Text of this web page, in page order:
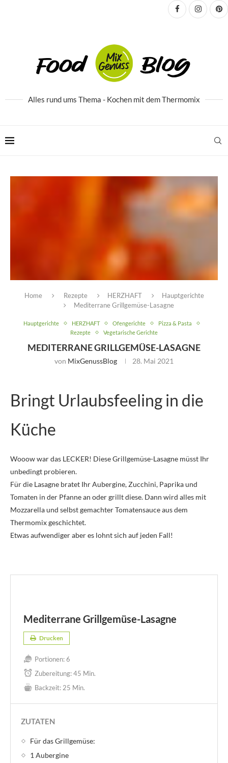
Alles rund ums Thema - Kochen mit dem Thermomix
Home Rezepte HERZHAFT
Hauptgerichte
Mediterrane Grillgemüse-Lasagne
Hauptgerichte HERZHAFT Ofengerichte
Pizza & Pasta
Rezepte
Vegetarische Gerichte
MEDITERRANE GRILLGEMÜSE-LASAGNE
von MixGenussBlog 28. Mai 2021
Bringt Urlaubsfeeling in die
Küche
Wooow war das LECKER! Diese Grillgemüse-Lasagne müsst Ihr
unbedingt probieren.
Für die Lasagne bratet Ihr Aubergine, Zucchini, Paprika und
Tomaten in der Pfanne an oder grillt diese. Dann wird alles mit
Mozzarella und selbst gemachter Tomatensauce aus dem
Thermomix geschichtet.
Etwas aufwendiger aber es lohnt sich auf jeden Fall!
Mediterrane Grillgemüse-Lasagne
Drucken
Portionen:6
Zubereitung:45 Min.
Backzeit: 25 Min.
ZUTATEN
Für das Grillgemüse:
1 Aubergine